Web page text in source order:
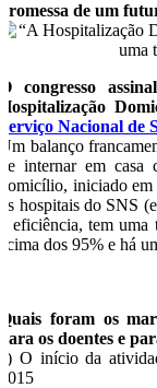
promessa de um
O congresso
Hospitalização
Serviço Nacional de
Um balanço
de internar em
domicílio, iniciado em
os hospitais do SNS
e eficiência, tem uma
acima dos 95% e há
Quais foram os
para os doentes e
a) O início da
2015